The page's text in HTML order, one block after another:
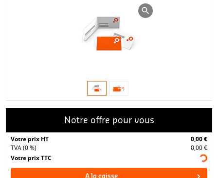
Notre offre pour vous
Votre prix HT
0,00 €
TVA (0 %)
0,00 €
Votre prix TTC
A la caisse